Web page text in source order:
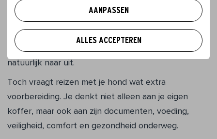
AANPASSEN
ALLES ACCEPTEREN
Gaat je hond binnenkort mee op reis? Heerlijk.
Samen wandelen, nieuwe plekken ontdekken en
genieten van quality time met je doggo: daar kijk je
natuurlijk naar uit.
Toch vraagt reizen met je hond wat extra
voorbereiding. Je denkt niet alleen aan je eigen
koffer, maar ook aan zijn documenten, voeding,
veiligheid, comfort en gezondheid onderweg.